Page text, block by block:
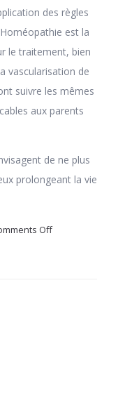
des règles
est la
le traitement, bien
vascularisation de
suivre les mêmes
aux parents
de ne plus
prolongeant la vie
Offon